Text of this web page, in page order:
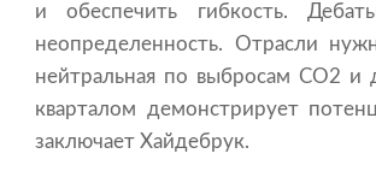
и обеспечить гибкость.
неопределенность. Отрасли
нейтральная по выбросам CO2 и
кварталом демонстрирует
заключает Хайдебрук.